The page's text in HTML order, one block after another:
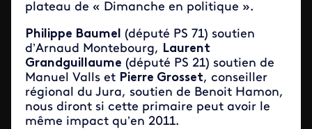
plateau de « Dimanche en politique ».
Philippe Baumel (député PS 71) soutien
d’Arnaud Montebourg, Laurent
Grandguillaume (député PS 21) soutien de
Manuel Valls et Pierre Grosset, conseiller
régional du Jura, soutien de Benoit Hamon,
nous diront si cette primaire peut avoir le
même impact qu’en 2011.